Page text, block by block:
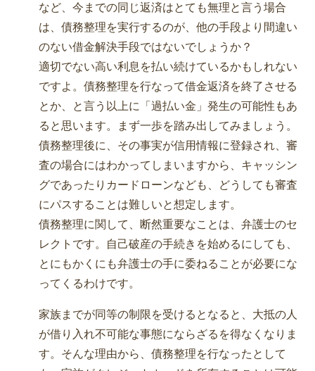
など、今までの同じ返済はとても無理と言う場合
は、債務整理を実行するのが、他の手段より間違い
のない借金解決手段ではないでしょうか？
適切でない高い利息を払い続けているかもしれない
ですよ。債務整理を行なって借金返済を終了させる
とか、と言う以上に「過払い金」発生の可能性もあ
ると思います。まず一歩を踏み出してみましょう。
債務整理後に、その事実が信用情報に登録され、審
査の場合にはわかってしまいますから、キャッシン
グであったりカードローンなども、どうしても審査
にパスすることは難しいと想定します。
債務整理に関して、断然重要なことは、弁護士のセ
レクトです。自己破産の手続きを始めるにしても、
とにもかくにも弁護士の手に委ねることが必要にな
ってくるわけです。
家族までが同等の制限を受けるとなると、大抵の人
が借り入れ不可能な事態にならざるを得なくなりま
す。そんな理由から、債務整理を行なったとして